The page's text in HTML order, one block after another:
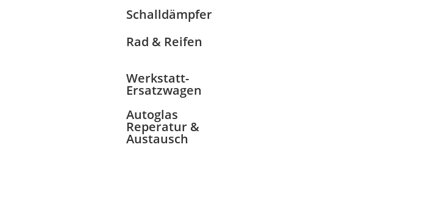
Schalldämpfer
Rad & Reifen
Werkstatt-
Ersatzwagen
Autoglas
Reperatur &
Austausch